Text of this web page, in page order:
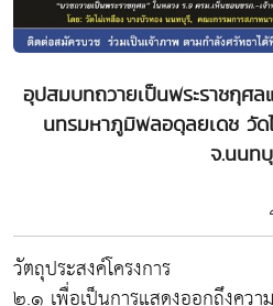
อุปสมบทถวายเป็นพระราชกุศล
นทรมหาภูมิพลอดุลยเดช วัด
จ.นนท
วัตถุประสงค์โครงการ